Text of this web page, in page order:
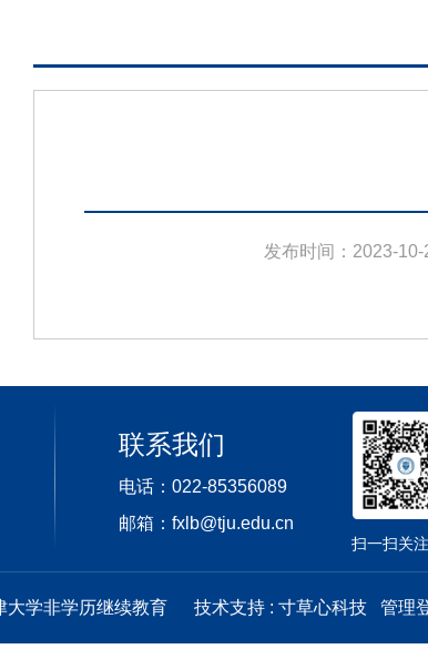
发布时间：2023-10-
联系我们
电话：022-85356089
邮箱：fxlb@tju.edu.cn
扫一扫关
学非学历继续教育 技术支持 : 寸草心科技 管理